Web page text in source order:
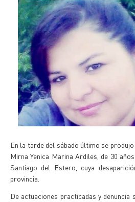
En la tarde del sábado último se
Mirna Yenica Marina Ardiles, de 30
Santiago del Estero, cuya
provincia.
De actuaciones practicadas y